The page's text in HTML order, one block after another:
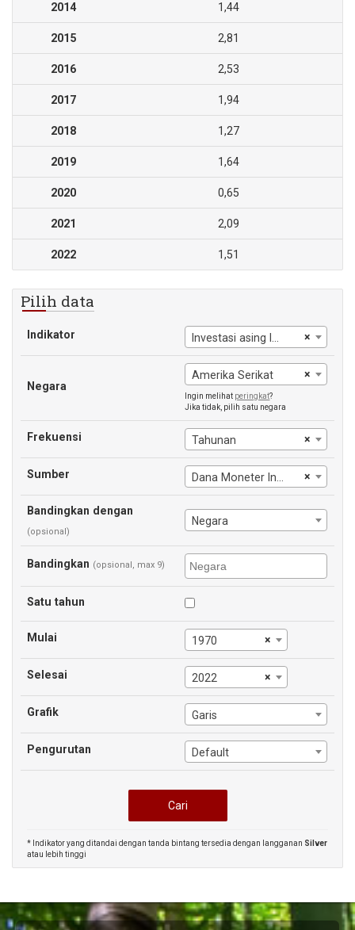
2014 1,44
2015 2,81
2016 2,53
2017 1,94
2018 1,27
2019 1,64
2020 0,65
2021 2,09
2022 1,51
Pilih data
Indikator ×
Investasi asing langsung, arus masuk bersih
Negara
×
Amerika Serikat
Ingin melihat peringkat?
Jika tidak, pilih satu negara
Frekuensi ×
Tahunan
Sumber ×
Dana Moneter Internasional
Bandingkan dengan
(opsional)
Negara
Bandingkan (opsional, max 9)
Satu tahun
Mulai ×
1970
Selesai ×
2022
Grafik Garis
Pengurutan Default
* Indikator yang ditandai dengan tanda bintang tersedia dengan langganan Silver
atau lebih tinggi